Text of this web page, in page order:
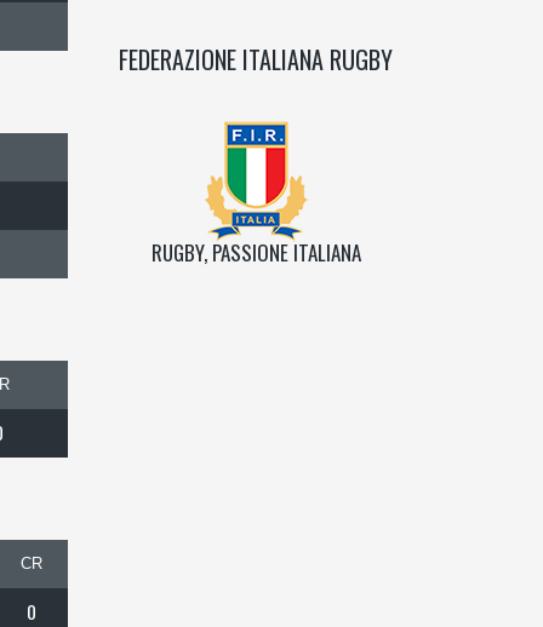
CR
0
FEDERAZIONE ITALIANA RUGBY
RUGBY, PASSIONE ITALIANA